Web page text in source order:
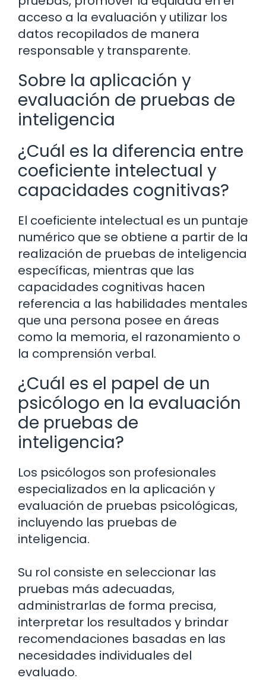
acceso a la evaluación y utilizar los
datos recopilados de manera
responsable y transparente.
Sobre la aplicación y
evaluación de pruebas de
inteligencia
¿Cuál es la diferencia entre
coeficiente intelectual y
capacidades cognitivas?
El coeficiente intelectual es un puntaje
numérico que se obtiene a partir de la
realización de pruebas de inteligencia
específicas, mientras que las
capacidades cognitivas hacen
referencia a las habilidades mentales
que una persona posee en áreas
como la memoria, el razonamiento o
la comprensión verbal.
¿Cuál es el papel de un
psicólogo en la evaluación
de pruebas de
inteligencia?
Los psicólogos son profesionales
especializados en la aplicación y
evaluación de pruebas psicológicas,
incluyendo las pruebas de
inteligencia.
Su rol consiste en seleccionar las
pruebas más adecuadas,
administrarlas de forma precisa,
interpretar los resultados y brindar
recomendaciones basadas en las
necesidades individuales del
evaluado.